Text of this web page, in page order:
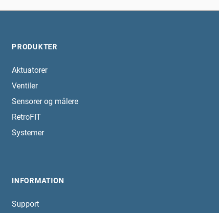
PRODUKTER
Aktuatorer
Ventiler
Sensorer og målere
RetroFIT
Systemer
INFORMATION
Support